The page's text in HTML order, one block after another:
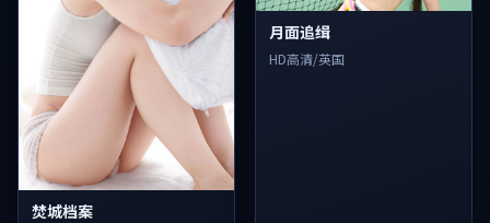
焚城档案
月面追缉
HD高清/英国